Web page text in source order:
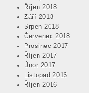
Říjen 2018
Září 2018
Srpen 2018
Červenec 2018
Prosinec 2017
Říjen 2017
Únor 2017
Listopad 2016
Říjen 2016